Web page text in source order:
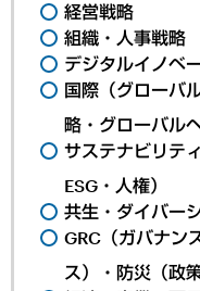
経営戦略
組織・人事戦略
デジタルイノベ
国際（グローバ
略・グローバル
サステナビリテ
ESG・人権）
共生・ダイバー
GRC（ガバナン
ス）・防災（政策